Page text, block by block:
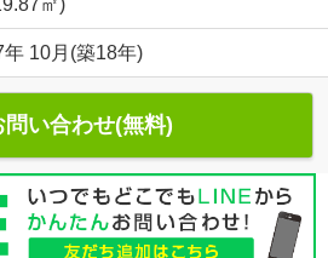
㎡)
年 10月(築18年)
問い合わせ(無料)